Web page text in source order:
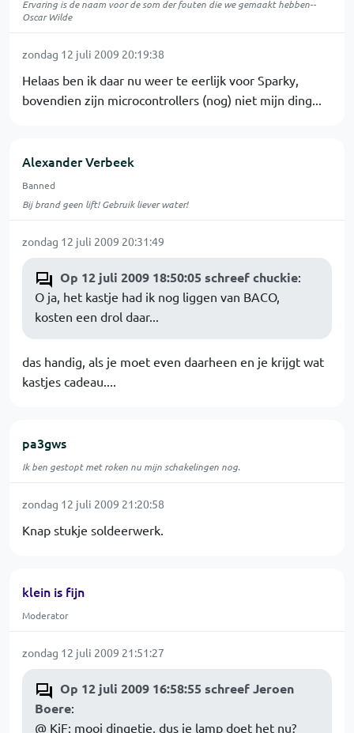
Ervaring is de naam voor de som der fouten die we gemaakt hebben--
Oscar Wilde
zondag 12 juli 2009 20:19:38
Helaas ben ik daar nu weer te eerlijk voor Sparky,
bovendien zijn microcontrollers (nog) niet mijn ding...
Alexander Verbeek
Banned
Bij brand geen lift! Gebruik liever water!
zondag 12 juli 2009 20:31:49
Op 12 juli 2009 18:50:05 schreef chuckie:
O ja, het kastje had ik nog liggen van BACO,
kosten een drol daar...
das handig, als je moet even daarheen en je krijgt wat
kastjes cadeau....
pa3gws
Ik ben gestopt met roken nu mijn schakelingen nog.
zondag 12 juli 2009 21:20:58
Knap stukje soldeerwerk.
klein is fijn
Moderator
zondag 12 juli 2009 21:51:27
Op 12 juli 2009 16:58:55 schreef Jeroen
Boere:
@ KiF: mooi dingetje, dus je lamp doet het nu?